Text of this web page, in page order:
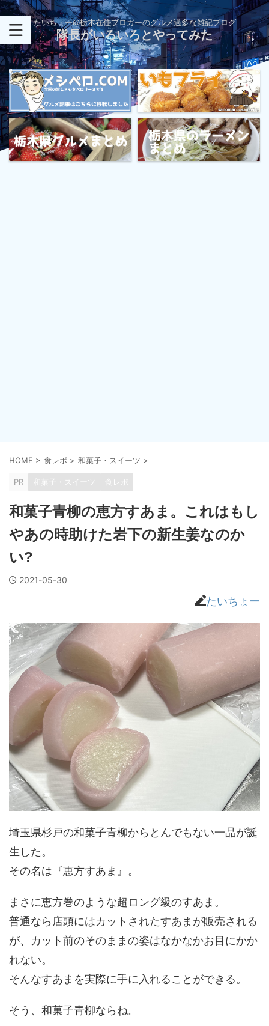
たいちょー@栃木在住ブロガーのグルメ過多な雑記ブログ
隊長がいろいろとやってみた
HOME > 食レポ > 和菓子・スイーツ >
PR 和菓子・スイーツ 食レポ
和菓子青柳の恵方すあま。これはもし
やあの時助けた岩下の新生姜なのか
い?
2021-05-30
たいちょー
埼玉県杉戸の和菓子青柳からとんでもない一品が誕
生した。
その名は『恵方すあま』。
まさに恵方巻のような超ロング級のすあま。
普通なら店頭にはカットされたすあまが販売される
が、カット前のそのままの姿はなかなかお目にかか
れない。
そんなすあまを実際に手に入れることができる。
そう、和菓子青柳ならね。